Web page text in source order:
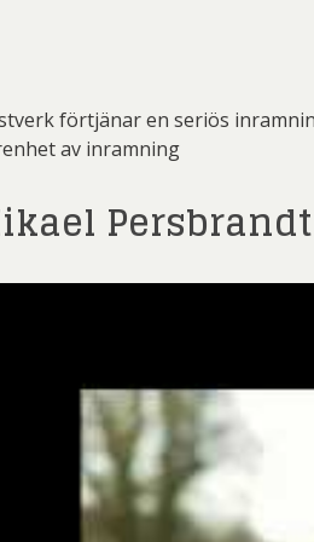
förtjänar en seriös
av inramning
Persbrandt